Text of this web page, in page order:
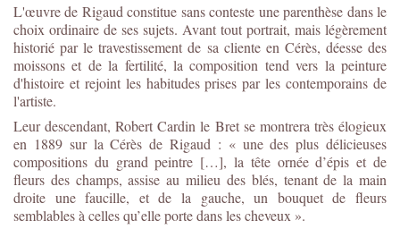
L'œuvre de Rigaud constitue sans conteste une parenthèse dans le
choix ordinaire de ses sujets. Avant tout portrait, mais légèrement
historié par le travestissement de sa cliente en Cérès, déesse des
moissons et de la fertilité, la composition tend vers la peinture
d'histoire et rejoint les habitudes prises par les contemporains de
l'artiste.
Leur descendant, Robert Cardin le Bret se montrera très élogieux
en 1889 sur la Cérès de Rigaud : « une des plus délicieuses
compositions du grand peintre […], la tête ornée d’épis et de
fleurs des champs, assise au milieu des blés, tenant de la main
droite une faucille, et de la gauche, un bouquet de fleurs
semblables à celles qu’elle porte dans les cheveux ».